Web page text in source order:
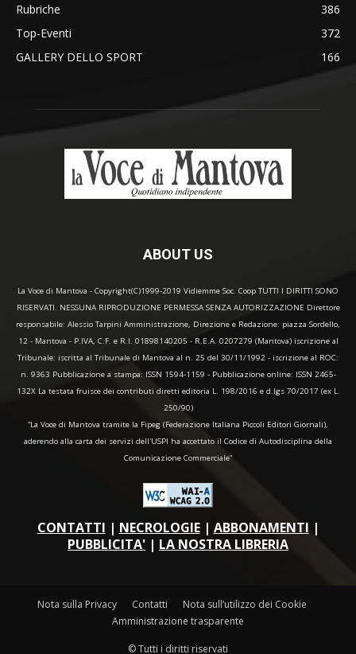
Rubriche
386
Top-Eventi
372
GALLERY DELLO SPORT
166
ABOUT US
La Voce di Mantova - Copyright(C)1999-2019 Vidiemme Soc. Coop TUTTI I DIRITTI SONO
RISERVATI. NESSUNA RIPRODUZIONE PERMESSA SENZA AUTORIZZAZIONE Direttore
responsabile: Alessio Tarpini Amministrazione, Direzione e Redazione: piazza Sordello,
12 - Mantova - P.IVA, C.F. e R.I. 01898140205 - R.E.A. 0207279 (Mantova) iscrizione al
Tribunale: iscritta al Tribunale di Mantova al n. 25 del 30/11/1992 - iscrizione al ROC:
n. 9363 Pubblicazione a stampa: ISSN 1594-1159 - Pubblicazione online: ISSN 2465-
132X La testata fruisce dei contributi diretti editoria L. 198/2016 e d.lgs 70/2017 (ex L.
250/90)
“La Voce di Mantova tramite la Fipeg (Federazione Italiana Piccoli Editori Giornali),
aderendo alla carta dei servizi dell'USPI ha accettato il Codice di Autodisciplina della
Comunicazione Commerciale"
CONTATTI | NECROLOGIE| ABBONAMENTI |
PUBBLICITA' | LA NOSTRA LIBRERIA
Nota sulla Privacy Contatti
Nota sull’utilizzo dei Cookie
Amministrazione trasparente
© Tutti i diritti riservati